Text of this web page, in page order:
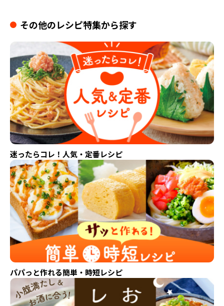
その他のレシピ特集から探す
迷ったらコレ！人気・定番レシピ
パパっと作れる簡単・時短レシピ